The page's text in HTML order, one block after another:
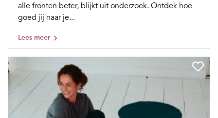
alle fronten beter, blijkt uit onderzoek. Ontdek hoe
goed jij naar je...
Lees meer